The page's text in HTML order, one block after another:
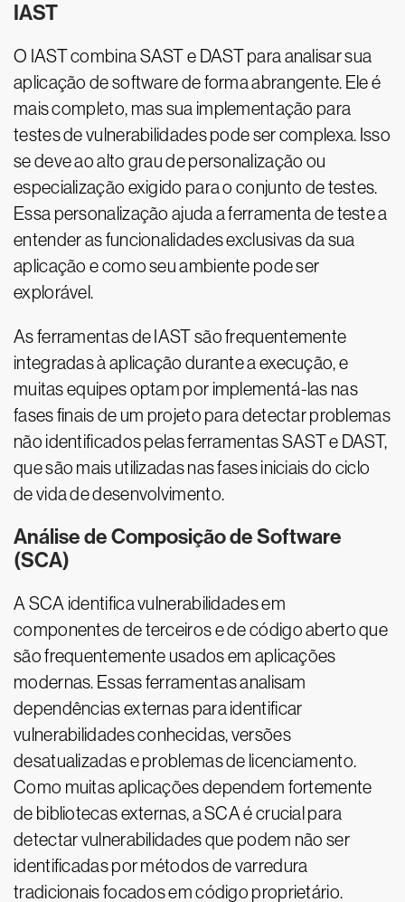
IAST
O IAST combina SAST e DAST para analisar sua
aplicação de software de forma abrangente. Ele é
mais completo, mas sua implementação para
testes de vulnerabilidades pode ser complexa. Isso
se deve ao alto grau de personalização ou
especialização exigido para o conjunto de testes.
Essa personalização ajuda a ferramenta de teste a
entender as funcionalidades exclusivas da sua
aplicação e como seu ambiente pode ser
explorável.
As ferramentas de IAST são frequentemente
integradas à aplicação durante a execução, e
muitas equipes optam por implementá-las nas
fases finais de um projeto para detectar problemas
não identificados pelas ferramentas SAST e DAST,
que são mais utilizadas nas fases iniciais do ciclo
de vida de desenvolvimento.
Análise de Composição de Software
(SCA)
A SCA identifica vulnerabilidades em
componentes de terceiros e de código aberto que
são frequentemente usados em aplicações
modernas. Essas ferramentas analisam
dependências externas para identificar
vulnerabilidades conhecidas, versões
desatualizadas e problemas de licenciamento.
Como muitas aplicações dependem fortemente
de bibliotecas externas, a SCA é crucial para
detectar vulnerabilidades que podem não ser
identificadas por métodos de varredura
tradicionais focados em código proprietário.